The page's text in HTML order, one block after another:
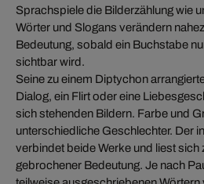
Sprachspiele die Bilderzählung wie
Wörter und Slogans verändern
Bedeutung, sobald ein Buchstabe
sichtbar wird.
Seine zu einem Diptychon
Dialog, ein Flirt oder eine
sich stehenden Bildern. Farbe und
unterschiedliche Geschlechter. Der
verbindet beide Werke und liest sich
gebrochener Bedeutung. Je nach